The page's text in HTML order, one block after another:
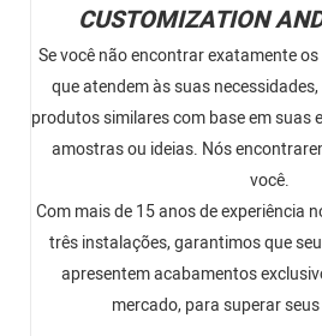
CUSTOMIZATION
Se você não encontrar exatamente
que atendem às suas
produtos similares com base em suas
amostras ou ideias. Nós
você.
Com mais de 15 anos de experiência
três instalações, garantimos que
apresentem acabamentos
mercado, para superar